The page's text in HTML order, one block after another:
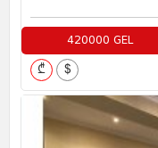
420000 GEL
₾ $